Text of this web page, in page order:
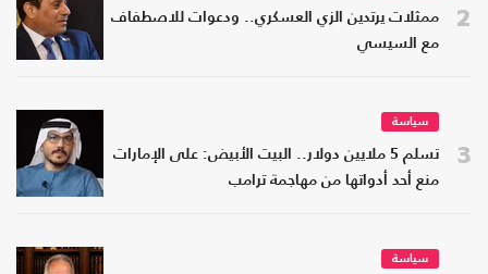
2
ممثلات يرتدين الزي العسكري.. ودعوات للاصطفاف
مع السيسي
3
سياسة
تسلم 5 ملايين دولار.. البيت الأبيض: على الإمارات
منع أحد أدواتها من مهاجمة ترامب
سياسة